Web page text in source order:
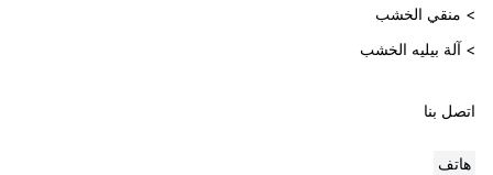
> منقي الخشب
> آلة بيليه الخشب
اتصل بنا
هاتف